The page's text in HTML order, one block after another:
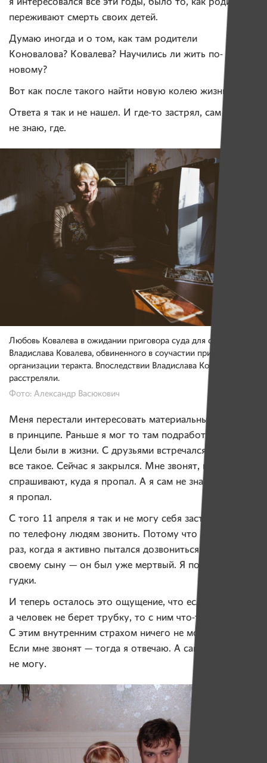
переживают смерть своих детей.
Думаю иногда и о том, как там родители
Коновалова? Ковалева? Научились ли жить по-
новому?
Вот как после такого найти новую колею жизни?
Ответа я так и не нашел. И где-то застрял, сам
не знаю, где.
Любовь Ковалева в ожидании приговора суда для сына
Владислава Ковалева, обвиненного в соучастии при
организации теракта. Впоследствии Владислава Ковалева
расстреляли.
Фото: Александр Васюкович
Меня перестали интересовать материальные ценности
в принципе. Раньше я мог то там подработать, то там.
Цели были в жизни. С друзьями встречался, рыбалка,
все такое. Сейчас я закрылся. Мне звонят, пишут,
спрашивают, куда я пропал. А я сам не знаю, куда
я пропал.
С того 11 апреля я так и не могу себя заставить даже
по телефону людям звонить. Потому что последний
раз, когда я активно пытался дозвониться человеку —
своему сыну — он был уже мертвый. Я помню эти
гудки.
И теперь осталось это ощущение, что если я звоню,
а человек не берет трубку, то с ним что-то случилось.
С этим внутренним страхом ничего не могу сделать.
Если мне звонят — тогда я отвечаю. А сам звонить
не могу.